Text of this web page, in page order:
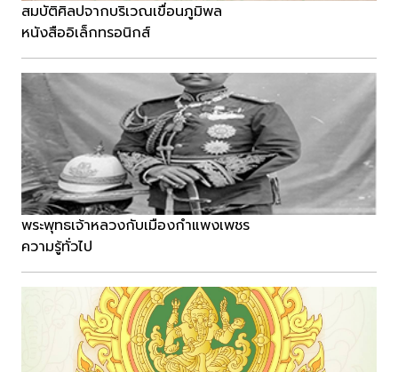
สมบัติศิลปจากบริเวณเขื่อนภูมิพล
หนังสืออิเล็กทรอนิกส์
พระพุทธเจ้าหลวงกับเมืองกำแพงเพชร
ความรู้ทั่วไป